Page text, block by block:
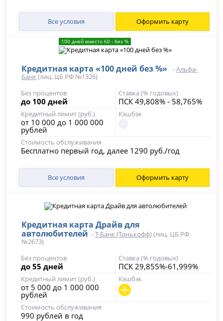
Все условия Оформить карту
100 дней вместо 60 - без %
Кредитная карта «100 дней без %» -Альфа-
Банк (лиц. ЦБ РФ №1326)
Без процентов
до 100 дней
Ставка (% годовых)
ПСК 49,808% - 58,765%
Кредитный лимит (руб.)
от 10 000 до 1 000 000
рублей
Кэшбэк
Стоимость обслуживания
Бесплатно первый год, далее 1290 руб./год
Все условия Оформить карту
Кредитная карта Драйв для
автолюбителей -Т-Банк (Тинькофф)(лиц. ЦБ РФ
№2673)
Без процентов
до 55 дней
Ставка (% годовых)
ПСК 29,855%-61,999%
Кредитный лимит (руб.)
от 5 000 до 1 000 000
рублей
Кэшбэк
Стоимость обслуживания
990 рублей в год